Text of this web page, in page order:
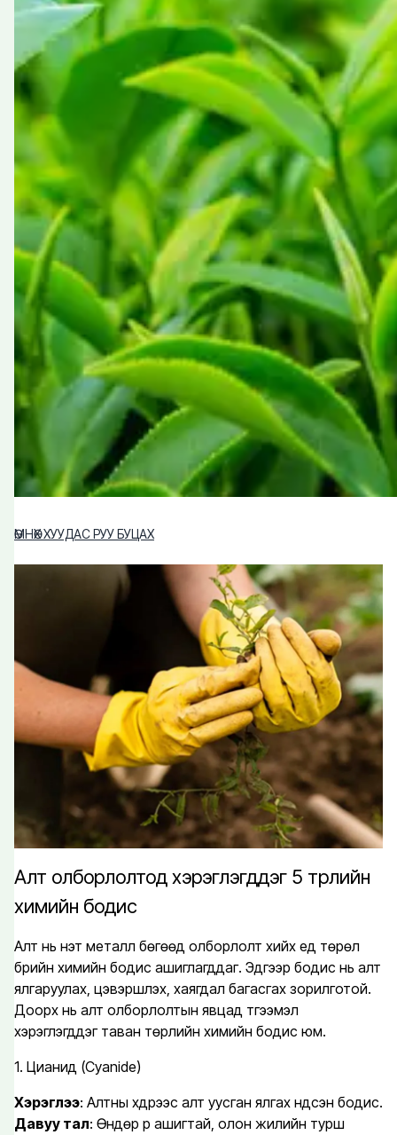
ӨМНӨХ ХУУДАС РУУ БУЦАХ
Алт олборлолтод хэрэглэгддэг 5 төрлийн
химийн бодис
Алт нь үнэт металл бөгөөд олборлолт хийх үед төрөл
бүрийн химийн бодис ашиглагддаг. Эдгээр бодис нь алт
ялгаруулах, цэвэршүүлэх, хаягдал багасгах зорилготой.
Доорх нь алт олборлолтын явцад түгээмэл
хэрэглэгддэг таван төрлийн химийн бодис юм.
1. Цианид (Cyanide)
Хэрэглээ: Алтны хүдрээс алт уусган ялгах үндсэн бодис.
Давуу тал: Өндөр үр ашигтай, олон жилийн турш